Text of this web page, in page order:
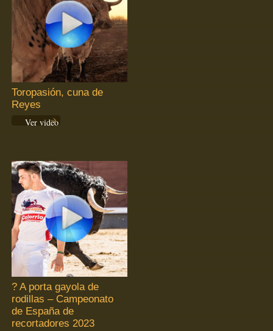
Toropasión, cuna de
Reyes
Ver video
? A porta gayola de
rodillas – Campeonato
de España de
recortadores 2023